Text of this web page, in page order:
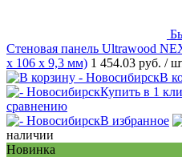
Стеновая панель Ultrawood
х 106 х 9,3 мм) 1 454.03 руб. /
В
Купить в 1
сравнению
В избранное
наличии
Новинка